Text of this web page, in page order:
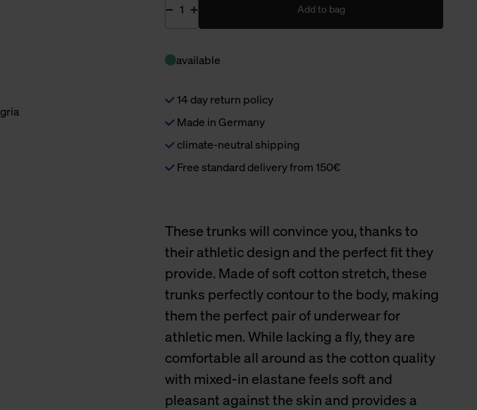
Add to bag
available
14 day return policy
Made in Germany
climate-neutral shipping
Free standard delivery from 150€
These trunks will convince you, thanks to
their athletic design and the perfect fit they
provide. Made of soft cotton stretch, these
trunks perfectly contour to the body, making
them the perfect pair of underwear for
athletic men. While lacking a fly, they are
comfortable all around as the cotton quality
with mixed-in elastane feels soft and
pleasant against the skin and provides a